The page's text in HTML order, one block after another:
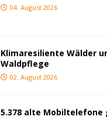
04. August 2026
Klimaresiliente Wälder
Waldpflege
02. August 2026
5.378 alte Mobiltelefone